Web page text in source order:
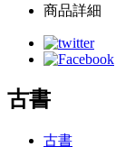
商品詳細
古書
古書